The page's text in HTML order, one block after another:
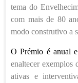
tema do
com mais de 80
modo construtivo a
O Prémio é anual
enaltecer exemplos
ativas e